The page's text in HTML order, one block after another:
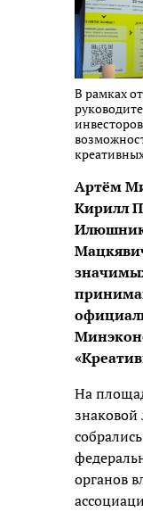
В рамках
Артём
Кирилл
На
знаковой
органов